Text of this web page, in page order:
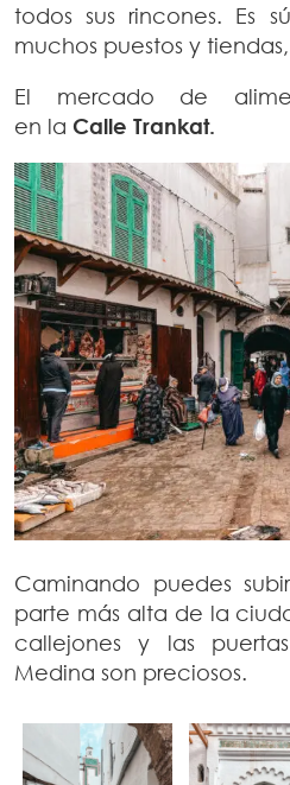
todos sus rincones. Es
muchos puestos y
El mercado de
en la Calle Trankat.
Caminando puedes
parte más alta de la
callejones y las
Medina son preciosos.